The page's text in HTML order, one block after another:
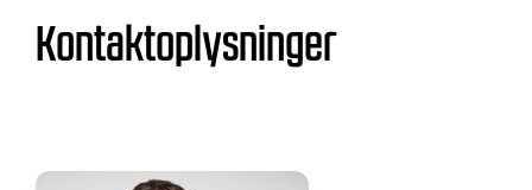
Kontaktoplysninger